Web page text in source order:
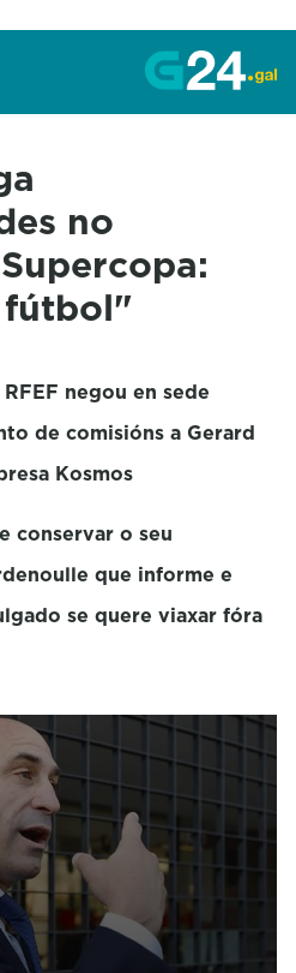
no
fútbol"
negou en sede
de comisións a Gerard
Kosmos
conservar o seu
que informe e
se quere viaxar fóra